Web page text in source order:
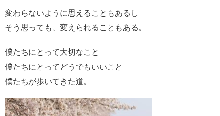
変わらないように思えることもあるし
そう思っても、変えられることもある。
僕たちにとって大切なこと
僕たちにとってどうでもいいこと
僕たちが歩いてきた道。